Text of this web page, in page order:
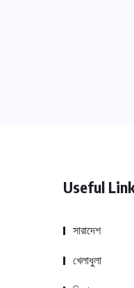
Useful
সারাদেশ
খেলাধুলা